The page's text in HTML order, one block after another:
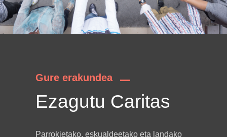
Gure erakundea
Ezagutu Caritas
Parrokietako, eskualdeetako eta landako